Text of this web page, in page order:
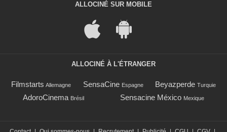
ALLOCINÉ SUR MOBILE
ALLOCINÉ À L'ÉTRANGER
Filmstarts Allemagne SensaCine Espagne Beyazperde Turquie
AdoroCinema Brésil Sensacine México Mexique